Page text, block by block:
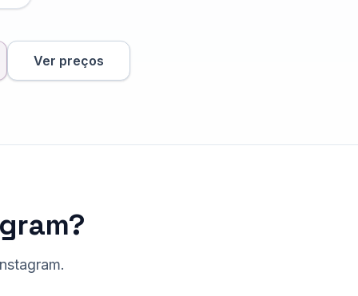
Ver preços